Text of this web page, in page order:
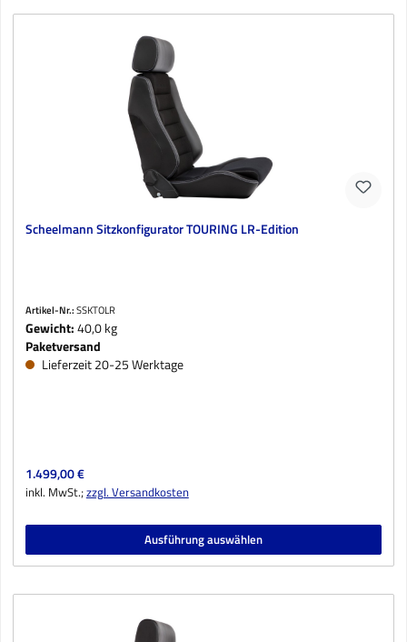
Scheelmann Sitzkonfigurator TOURING LR-Edition
Artikel-Nr.:SSKTOLR
Gewicht:40,0 kg
Paketversand
Lieferzeit 20-25 Werktage
Regulärer Preis:
1.499,00 €
inkl. MwSt.;zzgl. Versandkosten
Ausführung auswählen